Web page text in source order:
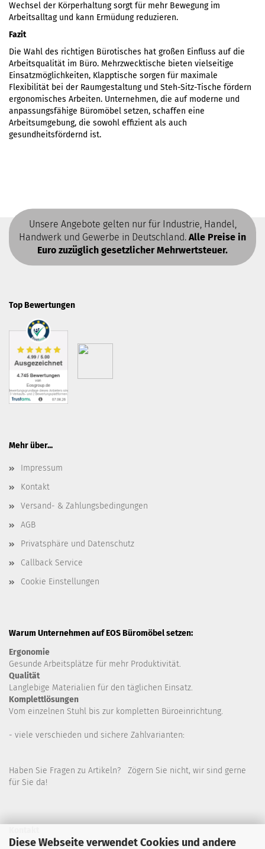
Diese Webseite verwendet Cookies und andere
Wechsel der Körperhaltung sorgt für mehr Bewegung im
Arbeitsalltag und kann Ermüdung reduzieren.
Fazit
Die Wahl des richtigen Bürotisches hat großen Einfluss auf die
Arbeitsqualität im Büro. Mehrzwecktische bieten vielseitige
Einsatzmöglichkeiten, Klapptische sorgen für maximale
Flexibilität bei der Raumgestaltung und Steh-Sitz-Tische fördern
ergonomisches Arbeiten. Unternehmen, die auf moderne und
anpassungsfähige Büromöbel setzen, schaffen eine
Arbeitsumgebung, die sowohl effizient als auch
gesundheitsfördernd ist.
Unsere Angebote gelten nur für Industrie, Handel,
Handwerk und Gewerbe in Deutschland. Alle Preise in
Euro zuzüglich gesetzlicher Mehrwertsteuer.
Top Bewertungen
Mehr über...
Impressum
Kontakt
Versand- & Zahlungsbedingungen
AGB
Privatsphäre und Datenschutz
Callback Service
Cookie Einstellungen
Warum Unternehmen auf EOS Büromöbel setzen:
Ergonomie
Gesunde Arbeitsplätze für mehr Produktivität.
Qualität
Langlebige Materialien für den täglichen Einsatz.
Komplettlösungen
Vom einzelnen Stuhl bis zur kompletten Büroeinrichtung.
- viele verschieden und sichere Zahlvarianten:
Haben Sie Fragen zu Artikeln? Zögern Sie nicht, wir sind gerne
für Sie da!